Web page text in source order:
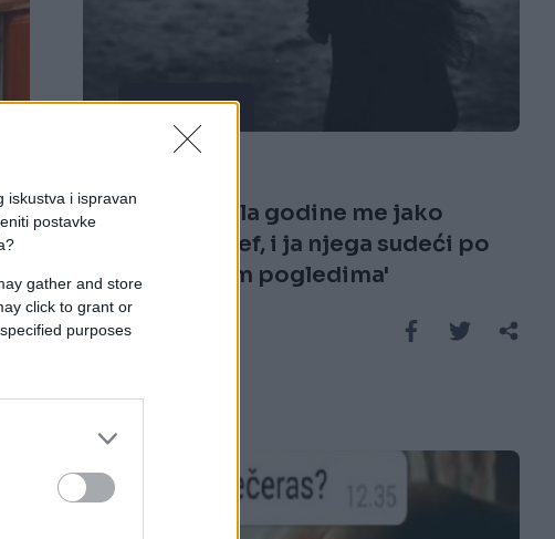
iskustva i ispravan
postavke
gather and store
click to grant or
purposes
ISPOVIJESTI
'Već skoro pola godine me jako
privlači moj šef, i ja njega sudeći po
svakodnevnim pogledima'
Saznaj više